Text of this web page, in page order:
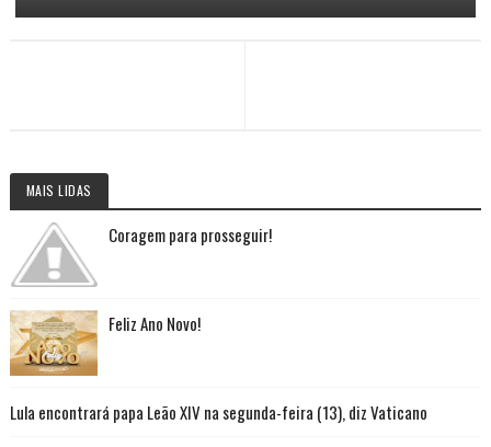
MAIS LIDAS
Coragem para prosseguir!
Feliz Ano Novo!
Lula encontrará papa Leão XIV na segunda-feira (13), diz Vaticano